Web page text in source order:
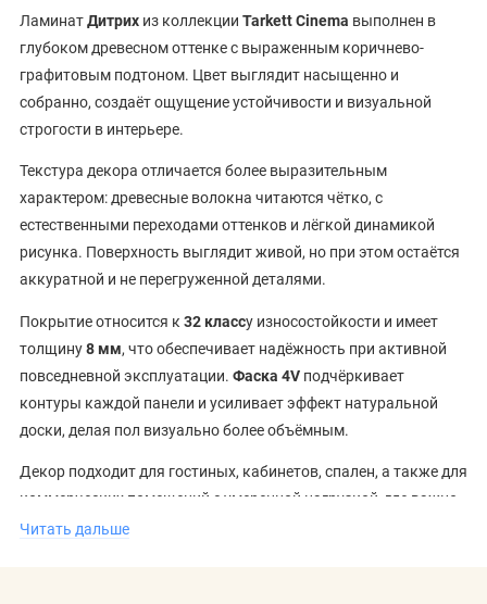
ЛаминатДитрих из коллекции Tarkett Cinema выполнен в
глубоком древесном оттенке с выраженным коричнево-
графитовым подтоном. Цвет выглядит насыщенно и
собранно, создаёт ощущение устойчивости и визуальной
строгости в интерьере.
Текстура декора отличается более выразительным
характером: древесные волокна читаются чётко, с
естественными переходами оттенков и лёгкой динамикой
рисунка. Поверхность выглядит живой, но при этом остаётся
аккуратной и не перегруженной деталями.
Покрытие относится к 32 классу износостойкости и имеет
толщину8 мм, что обеспечивает надёжность при активной
повседневной эксплуатации. Фаска 4V подчёркивает
контуры каждой панели и усиливает эффект натуральной
доски, делая пол визуально более объёмным.
Декор подходит для гостиных, кабинетов, спален, а также для
коммерческих помещений с умеренной нагрузкой, где важно
создать ощущение основательности и визуального порядка.
Читать дальше